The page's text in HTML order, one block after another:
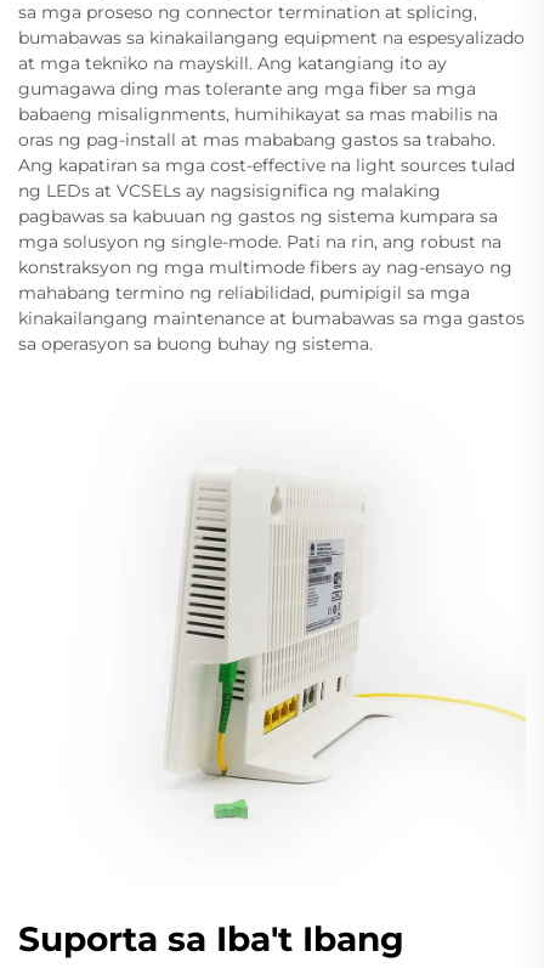
sa mga proseso ng connector termination at splicing,
bumabawas sa kinakailangang equipment na espesyalizado
at mga tekniko na mayskill. Ang katangiang ito ay
gumagawa ding mas tolerante ang mga fiber sa mga
babaeng misalignments, humihikayat sa mas mabilis na
oras ng pag-install at mas mababang gastos sa trabaho.
Ang kapatiran sa mga cost-effective na light sources tulad
ng LEDs at VCSELs ay nagsisignifica ng malaking
pagbawas sa kabuuan ng gastos ng sistema kumpara sa
mga solusyon ng single-mode. Pati na rin, ang robust na
konstraksyon ng mga multimode fibers ay nag-ensayo ng
mahabang termino ng reliabilidad, pumipigil sa mga
kinakailangang maintenance at bumabawas sa mga gastos
sa operasyon sa buong buhay ng sistema.
Suporta sa Iba't Ibang